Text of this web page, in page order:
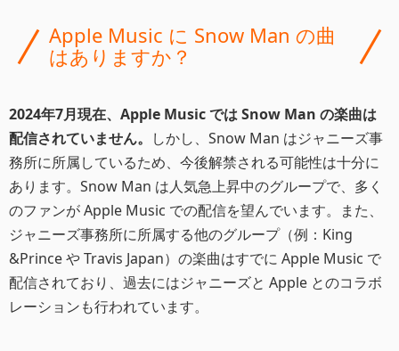
Apple Music に Snow Man の曲
はありますか？
2024年7月現在、Apple Music では Snow Man の楽曲は
配信されていません。 しかし、Snow Man はジャニーズ事
務所に所属しているため、今後解禁される可能性は十分に
あります。Snow Man は人気急上昇中のグループで、多く
のファンが Apple Music での配信を望んでいます。また、
ジャニーズ事務所に所属する他のグループ（例：King
&Prince や Travis Japan）の楽曲はすでに Apple Music で
配信されており、過去にはジャニーズと Apple とのコラボ
レーションも行われています。